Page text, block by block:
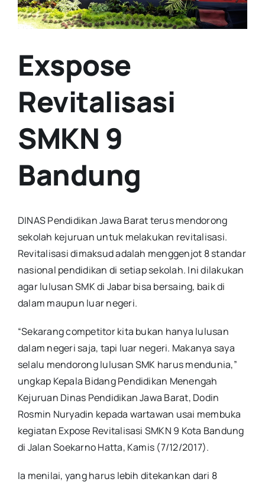
Exspose
Revitalisasi
SMKN 9
Bandung
DINAS Pendidikan Jawa Barat terus mendorong
sekolah kejuruan untuk melakukan revitalisasi.
Revitalisasi dimaksud adalah menggenjot 8 standar
nasional pendidikan di setiap sekolah. Ini dilakukan
agar lulusan SMK di Jabar bisa bersaing, baik di
dalam maupun luar negeri.
“Sekarang competitor kita bukan hanya lulusan
dalam negeri saja, tapi luar negeri. Makanya saya
selalu mendorong lulusan SMK harus mendunia,”
ungkap Kepala Bidang Pendidikan Menengah
Kejuruan Dinas Pendidikan Jawa Barat, Dodin
Rosmin Nuryadin kepada wartawan usai membuka
kegiatan Expose Revitalisasi SMKN 9 Kota Bandung
di Jalan Soekarno Hatta, Kamis (7/12/2017).
Ia menilai, yang harus lebih ditekankan dari 8